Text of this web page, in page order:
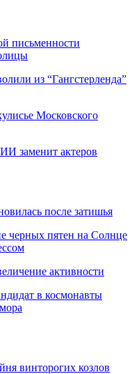
письменности
из “Гангстерленда”
Московского
заменит актеров
после затишья
черных пятен на Солнце
активности
в космонавты
винторогих козлов